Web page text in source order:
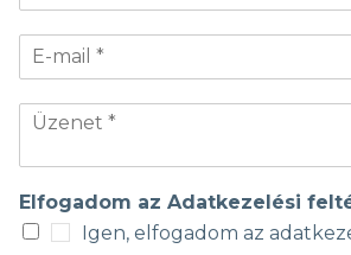
Elfogadom az Adatkezelési
Igen, elfogadom az